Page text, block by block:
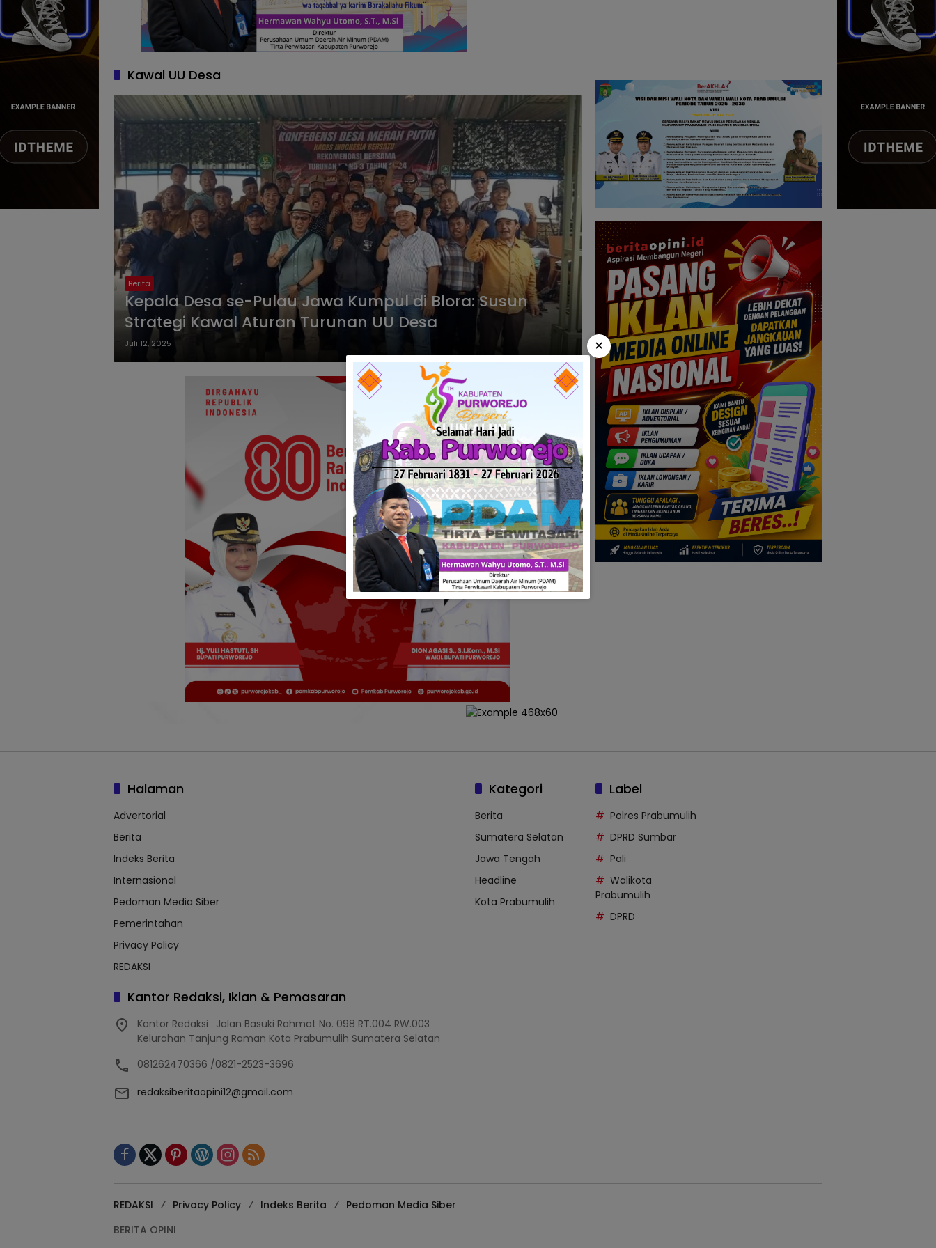
Kawal UU Desa
Berita
Kepala Desa se-Pulau Jawa Kumpul di Blora: Susun
Strategi Kawal Aturan Turunan UU Desa
Juli 12, 2025
Halaman
Advertorial
Berita
Indeks Berita
Internasional
Pedoman Media Siber
Pemerintahan
Privacy Policy
REDAKSI
Kantor Redaksi, Iklan & Pemasaran
Kantor Redaksi : Jalan Basuki Rahmat No. 098 RT.004 RW.003
Kelurahan Tanjung Raman Kota Prabumulih Sumatera Selatan
081262470366 /0821-2523-3696
redaksiberitaopini12@gmail.com
Kategori
Berita
Sumatera Selatan
Jawa Tengah
Headline
Kota Prabumulih
Label
Polres Prabumulih
DPRD Sumbar
Pali
Walikota
Prabumulih
DPRD
REDAKSI Privacy Policy Indeks Berita
Pedoman Media Siber
BERITA OPINI
×